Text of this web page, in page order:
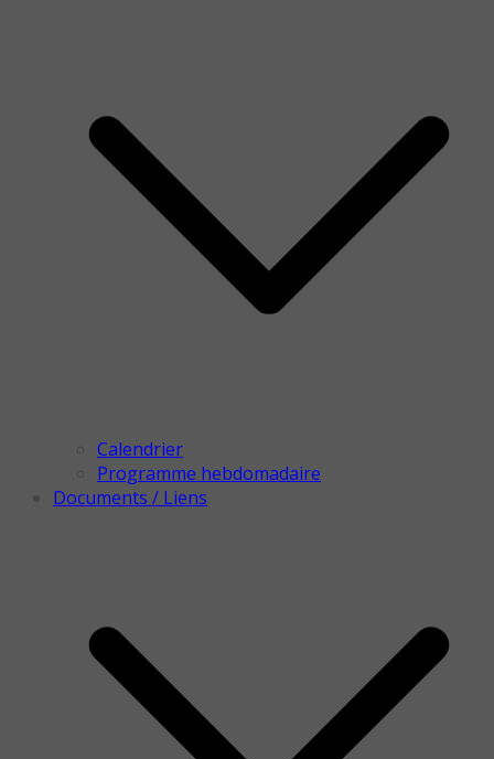
Calendrier
Programme hebdomadaire
Documents / Liens